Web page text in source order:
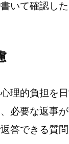
いて確認し
理的負担を
必要な返事
答できる質